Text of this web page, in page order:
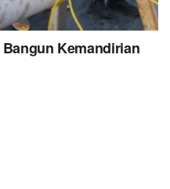
Kemandirian